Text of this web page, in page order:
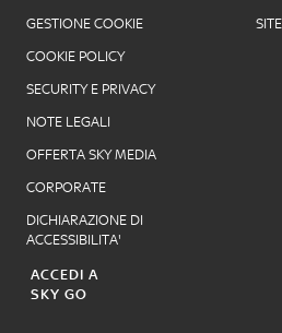
GESTIONE COOKIE
COOKIE POLICY
SECURITY E PRIVACY
NOTE LEGALI
OFFERTA SKY MEDIA
CORPORATE
DICHIARAZIONE DI
ACCESSIBILITA'
ACCEDI A
SKY GO